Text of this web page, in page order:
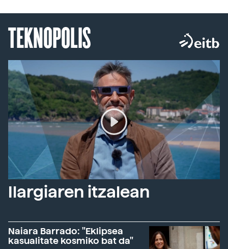
TEKNOPOLIS
Ilargiaren itzalean
Naiara Barrado: "Eklipsea
kasualitate kosmiko bat da"